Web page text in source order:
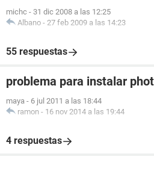
michc - 31 dic 2008 a las 12:25
Albano - 27 feb 2009 a las 14:23
55 respuestas
problema para instalar
maya - 6 jul 2011 a las 18:44
ramon - 16 nov 2014 a las 19:44
4 respuestas